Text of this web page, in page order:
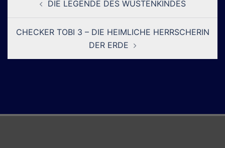
DIE LEGENDE DES WÜSTENKINDES
CHECKER TOBI 3 – DIE HEIMLICHE HERRSCHERIN
DER ERDE